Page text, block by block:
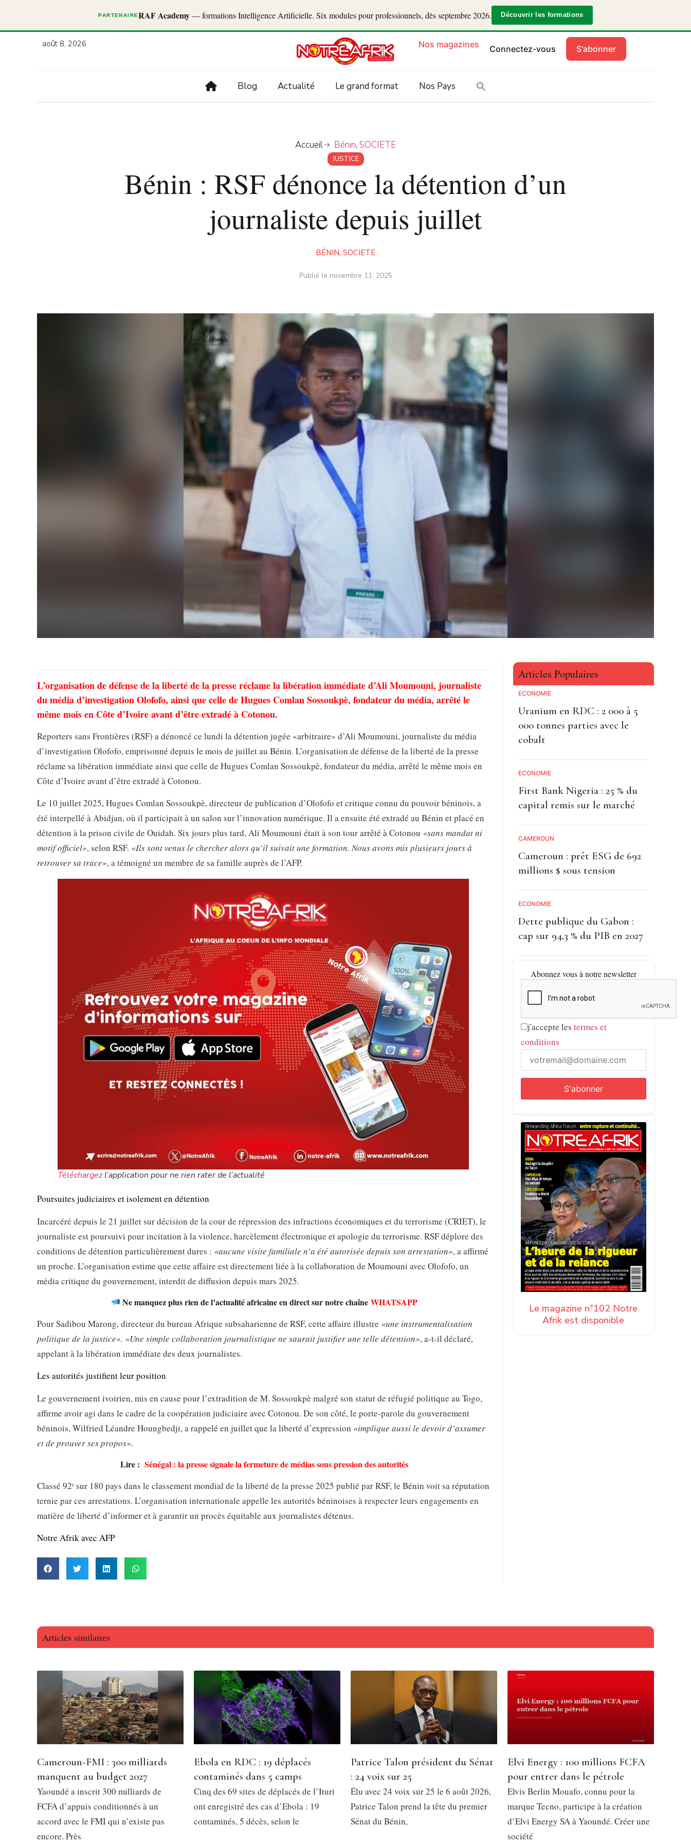
PARTENAIRERAF Academy— formations Intelligence Artificielle. Six modules pour professionnels, dès septembre 2026. Découvrir les formations
août 8, 2026 Nos magazines Connectez-vous S'abonner
Blog Actualité Le grand format Nos Pays
Accueil Bénin, SOCIETE
JUSTICE
Bénin : RSF dénonce la détention d’un
journaliste depuis juillet
BÉNIN, SOCIETE
Publié le novembre 11, 2025
L’organisation de défense de la liberté de la presse réclame la libération immédiate d’Ali Moumouni, journaliste
du média d’investigation Olofofo, ainsi que celle de Hugues Comlan Sossoukpè, fondateur du média, arrêté le
même mois en Côte d’Ivoire avant d’être extradé à Cotonou.
Reporters sans Frontières (RSF) a dénoncé ce lundi la détention jugée «arbitraire» d’Ali Moumouni, journaliste du média
d’investigation Olofofo, emprisonné depuis le mois de juillet au Bénin. L’organisation de défense de la liberté de la presse
réclame sa libération immédiate ainsi que celle de Hugues Comlan Sossoukpè, fondateur du média, arrêté le même mois en
Côte d’Ivoire avant d’être extradé à Cotonou.
Le 10 juillet 2025, Hugues Comlan Sossoukpè, directeur de publication d’Olofofo et critique connu du pouvoir béninois, a
été interpellé à Abidjan, où il participait à un salon sur l’innovation numérique. Il a ensuite été extradé au Bénin et placé en
détention à la prison civile de Ouidah. Six jours plus tard, Ali Moumouni était à son tour arrêté à Cotonou «sans mandat ni
motif officiel», selon RSF. «Ils sont venus le chercher alors qu’il suivait une formation. Nous avons mis plusieurs jours à
retrouver sa trace», a témoigné un membre de sa famille auprès de l’AFP.
Téléchargezl’application pour ne rien rater de l’actualité
Poursuites judiciaires et isolement en détention
Incarcéré depuis le 21 juillet sur décision de la cour de répression des infractions économiques et du terrorisme (CRIET), le
journaliste est poursuivi pour incitation à la violence, harcèlement électronique et apologie du terrorisme. RSF déplore des
conditions de détention particulièrement dures : «aucune visite familiale n’a été autorisée depuis son arrestation», a affirmé
un proche. L’organisation estime que cette affaire est directement liée à la collaboration de Moumouni avec Olofofo, un
média critique du gouvernement, interdit de diffusion depuis mars 2025.
Ne manquez plus rien de l’actualité africaine en direct sur notre chaîneWHATSAPP
Pour Sadibou Marong, directeur du bureau Afrique subsaharienne de RSF, cette affaire illustre «une instrumentalisation
politique de la justice». «Une simple collaboration journalistique ne saurait justifier une telle détention», a-t-il déclaré,
appelant à la libération immédiate des deux journalistes.
Les autorités justifient leur position
Le gouvernement ivoirien, mis en cause pour l’extradition de M. Sossoukpè malgré son statut de réfugié politique au Togo,
affirme avoir agi dans le cadre de la coopération judiciaire avec Cotonou. De son côté, le porte-parole du gouvernement
béninois, Wilfried Léandre Houngbedji, a rappelé en juillet que la liberté d’expression «implique aussi le devoir d’assumer
et de prouver ses propos».
Lire :Sénégal : la presse signale la fermeture de médias sous pression des autorités
Classé 92ᵉ sur 180 pays dans le classement mondial de la liberté de la presse 2025 publié par RSF, le Bénin voit sa réputation
ternie par ces arrestations. L’organisation internationale appelle les autorités béninoises à respecter leurs engagements en
matière de liberté d’informer et à garantir un procès équitable aux journalistes détenus.
Notre Afrik avec AFP
Articles Populaires
ECONOMIE
Uranium en RDC : 2 000 à 5
000 tonnes parties avec le
cobalt
ECONOMIE
First Bank Nigeria : 25 % du
capital remis sur le marché
CAMEROUN
Cameroun : prêt ESG de 692
millions $ sous tension
ECONOMIE
Dette publique du Gabon :
cap sur 94,3 % du PIB en 2027
Abonnez vous à notre newsletter
j'accepte les termes et
conditions
Le magazine n°102 Notre
Afrik est disponible
Articles similaires
Cameroun-FMI : 300 milliards
manquent au budget 2027
Yaoundé a inscrit 300 milliards de
FCFA d’appuis conditionnés à un
accord avec le FMI qui n’existe pas
encore. Près
Ebola en RDC : 19 déplacés
contaminés dans 5 camps
Cinq des 69 sites de déplacés de l’Ituri
ont enregistré des cas d’Ebola : 19
contaminés, 5 décès, selon le
Patrice Talon président du Sénat
: 24 voix sur 25
Élu avec 24 voix sur 25 le 6 août 2026,
Patrice Talon prend la tête du premier
Sénat du Bénin,
Elvi Energy : 100 millions FCFA
pour entrer dans le pétrole
Elvis Berlin Mouafo, connu pour la
marque Tecno, participe à la création
d’Elvi Energy SA à Yaoundé. Créer une
société